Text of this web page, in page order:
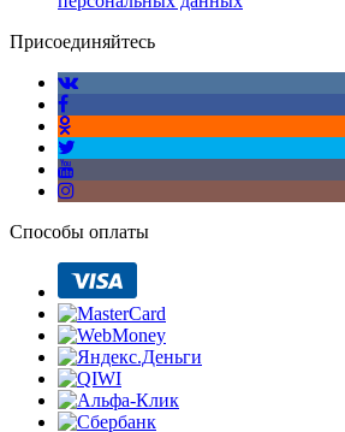
Присоединяйтесь
Способы оплаты